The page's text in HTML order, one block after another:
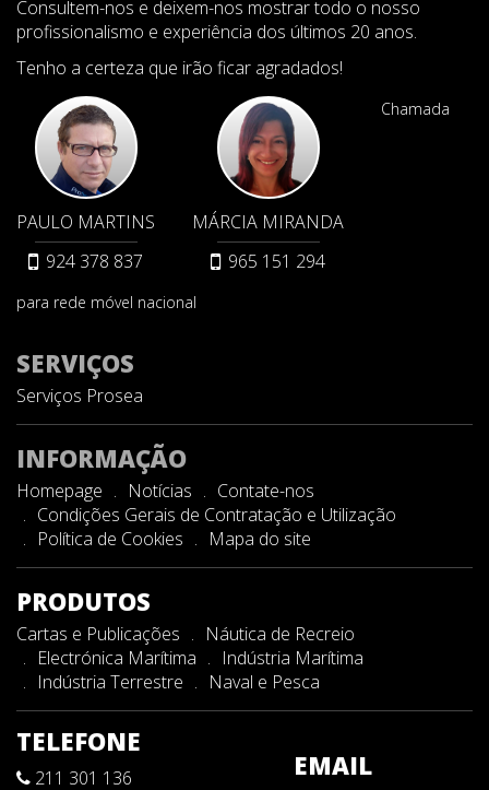
Consultem-nos e deixem-nos mostrar todo o nosso
profissionalismo e experiência dos últimos 20 anos.
Tenho a certeza que irão ficar agradados!
PAULO MARTINS
924 378 837
MÁRCIA MIRANDA
965 151 294
Chamada
para rede móvel nacional
SERVIÇOS
Serviços Prosea
INFORMAÇÃO
Homepage Notícias
Contate-nos
Condições Gerais de Contratação e Utilização
Política de Cookies
Mapa do site
PRODUTOS
Cartas e Publicações
Náutica de Recreio
Electrónica Marítima
Indústria Marítima
Indústria Terrestre
Naval e Pesca
TELEFONE
211 301 136 EMAIL